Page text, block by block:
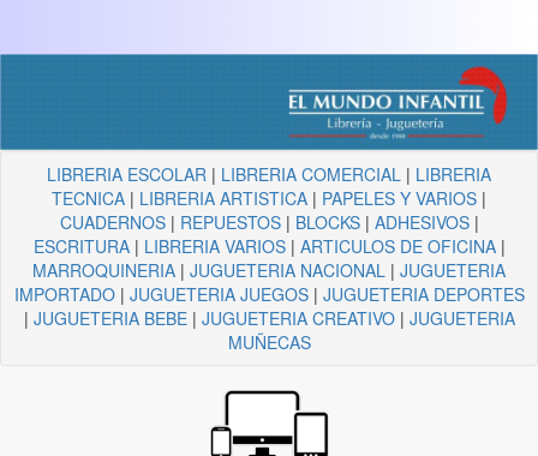
LIBRERIA ESCOLAR | LIBRERIA COMERCIAL | LIBRERIA
TECNICA | LIBRERIA ARTISTICA | PAPELES Y VARIOS |
CUADERNOS| REPUESTOS| BLOCKS| ADHESIVOS|
ESCRITURA| LIBRERIA VARIOS| ARTICULOS DE OFICINA|
MARROQUINERIA | JUGUETERIA NACIONAL | JUGUETERIA
IMPORTADO| JUGUETERIA JUEGOS| JUGUETERIA DEPORTES
| JUGUETERIA BEBE| JUGUETERIA CREATIVO| JUGUETERIA
MUÑECAS